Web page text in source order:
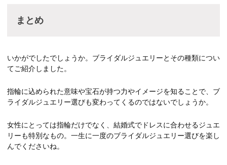
まとめ
いかがでしたでしょうか。ブライダルジュエリーとその種類につい
てご紹介しました。
指輪に込められた意味や宝石が持つ力やイメージを知ることで、ブ
ライダルジュエリー選びも変わってくるのではないでしょうか。
女性にとっては指輪だけでなく、結婚式でドレスに合わせるジュエ
リーも特別なもの。一生に一度のブライダルジュエリー選びを楽し
んでくださいね。